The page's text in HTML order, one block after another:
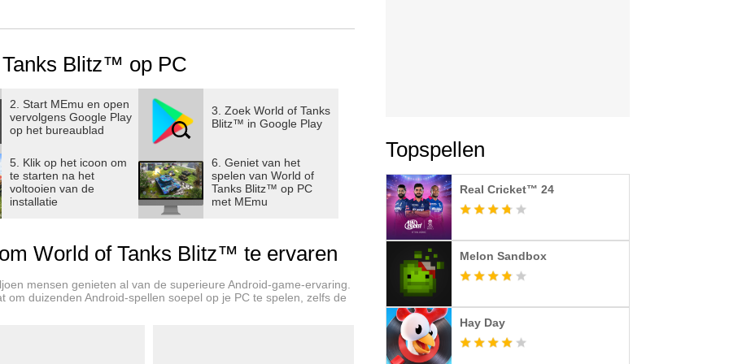
voertuigen uit blauwdrukken van beroemde ingenieurs om
IN DE STRIJD
vormgegeven rompen en koepels kunnen zelfs de
voor beloningen waarmee je je favoriete voertuigen kunt
Blitz™ op PC
2. Start MEmu en open
vervolgens Google Play
op het bureaublad
3. Zoek World of Tanks
Blitz™ in Google Play
5. Klik op het icoon om
te starten na het
voltooien van de
installatie
6. Geniet van het
spelen van World of
Tanks Blitz™ op PC
met MEmu
World of Tanks Blitz™ te ervaren
mensen genieten al van de superieure Android-game-ervaring.
om duizenden Android-spellen soepel op je PC te spelen, zelfs de
Topspellen
Real Cricket™ 24
Melon Sandbox
Hay Day